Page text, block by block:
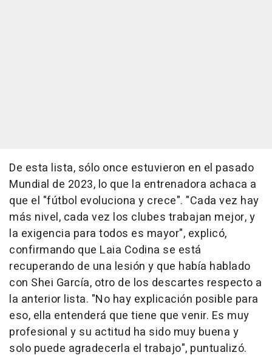
De esta lista, sólo once estuvieron en el pasado
Mundial de 2023, lo que la entrenadora achaca a
que el "fútbol evoluciona y crece". "Cada vez hay
más nivel, cada vez los clubes trabajan mejor, y
la exigencia para todos es mayor", explicó,
confirmando que Laia Codina se está
recuperando de una lesión y que había hablado
con Shei García, otro de los descartes respecto a
la anterior lista. "No hay explicación posible para
eso, ella entenderá que tiene que venir. Es muy
profesional y su actitud ha sido muy buena y
solo puede agradecerla el trabajo", puntualizó.